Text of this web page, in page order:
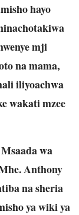
hayo
mji
na mama,
iliyoachwa
wakati mzee
wa
Anthony
na sheria
ya wiki ya